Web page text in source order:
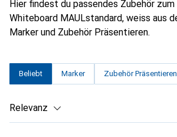
Hier findest du passendes Zubehör
Whiteboard MAULstandard, weiss aus
Marker und Zubehör Präsentieren.
Beliebt Marker Zubehör Präsentieren
Relevanz